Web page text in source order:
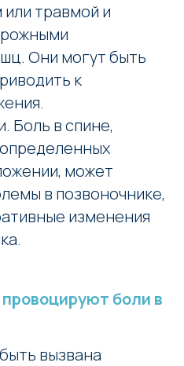
травмой и
Они могут быть
к
Боль в спине,
может
в позвоночнике,
изменения
боли в
вызвана